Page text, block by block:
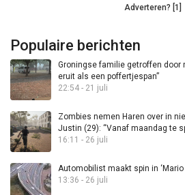
Adverteren? [1]
Populaire berichten
Groningse familie getroffen door
eruit als een poffertjespan”
22:54 - 21 juli
Zombies nemen Haren over in
Justin (29): “Vanaf maandag te
16:11 - 26 juli
Automobilist maakt spin in ‘Mario
13:36 - 26 juli